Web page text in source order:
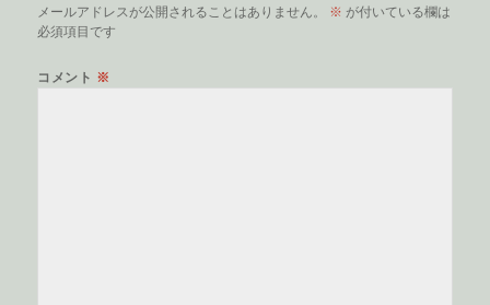
メールアドレスが公開されることはありません。 ※ が付いている欄は
必須項目です
コメント ※